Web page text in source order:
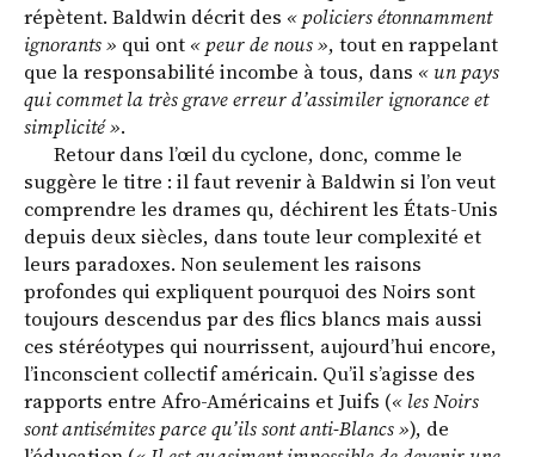
répètent. Baldwin décrit des « policiers étonnamment
ignorants » qui ont « peur de nous », tout en rappelant
que la responsabilité incombe à tous, dans « un pays
qui commet la très grave erreur d’assimiler ignorance et
simplicité ».
Retour dans l’œil du cyclone, donc, comme le
suggère le titre : il faut revenir à Baldwin si l’on veut
comprendre les drames qu, déchirent les États-Unis
depuis deux siècles, dans toute leur complexité et
leurs paradoxes. Non seulement les raisons
profondes qui expliquent pourquoi des Noirs sont
toujours descendus par des flics blancs mais aussi
ces stéréotypes qui nourrissent, aujourd’hui encore,
l’inconscient collectif américain. Qu’il s’agisse des
rapports entre Afro-Américains et Juifs (« les Noirs
sont antisémites parce qu’ils sont anti-Blancs »), de